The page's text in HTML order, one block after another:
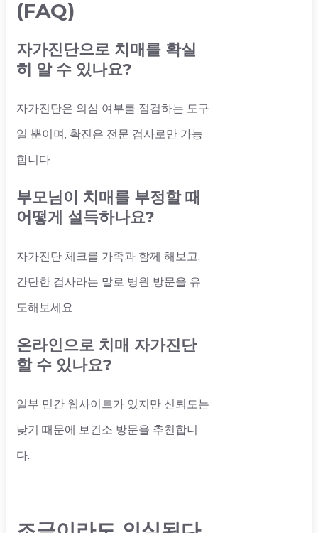
(FAQ)
자가진단으로 치매를 확실
히 알 수 있나요?
자가진단은 의심 여부를 점검하는 도구
일 뿐이며, 확진은 전문 검사로만 가능
합니다.
부모님이 치매를 부정할 때
어떻게 설득하나요?
자가진단 체크를 가족과 함께 해보고,
간단한 검사라는 말로 병원 방문을 유
도해보세요.
온라인으로 치매 자가진단
할 수 있나요?
일부 민간 웹사이트가 있지만 신뢰도는
낮기 때문에 보건소 방문을 추천합니
다.